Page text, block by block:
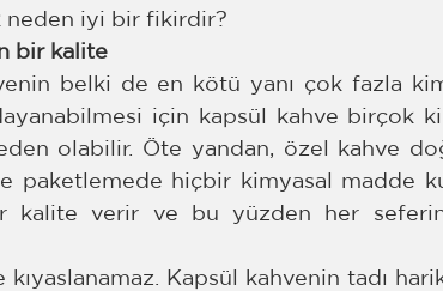
neden iyi bir fikirdir?
bir kalite
belki de en kötü yanı çok fazla
için kapsül kahve birçok
olabilir. Öte yandan, özel kahve
paketlemede hiçbir kimyasal madde
kalite verir ve bu yüzden her
kıyaslanamaz. Kapsül kahvenin tadı